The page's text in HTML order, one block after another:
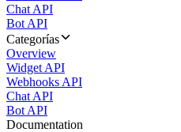
Chat API
Bot API
Categorías
Overview
Widget API
Webhooks API
Chat API
Bot API
Documentation